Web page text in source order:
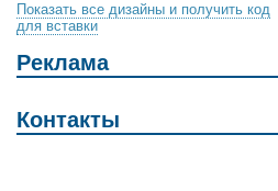
Показать все дизайны и получить код
для вставки
Реклама
Контакты